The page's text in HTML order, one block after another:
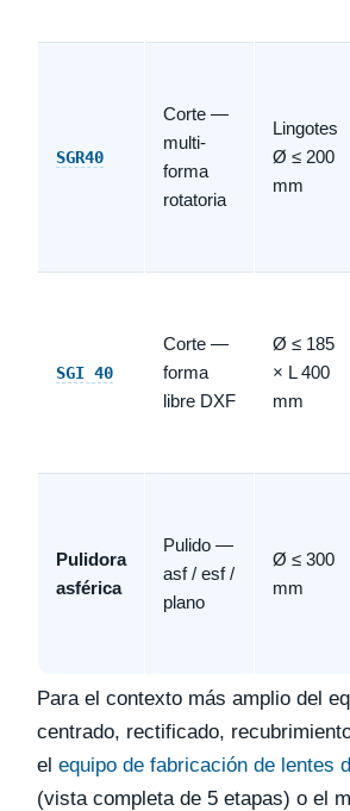
SGR40
Corte —
multi-
forma
rotatoria
Lingotes
Ø ≤ 200
mm
SGI 40
Corte —
forma
libre DXF
Ø ≤ 185
× L 400
mm
Pulidora
asférica
Pulido —
asf / esf /
plano
Ø ≤ 300
mm
Para el contexto más amplio del
centrado, rectificado,
el equipo de fabricación de lentes
(vista completa de 5 etapas) o el